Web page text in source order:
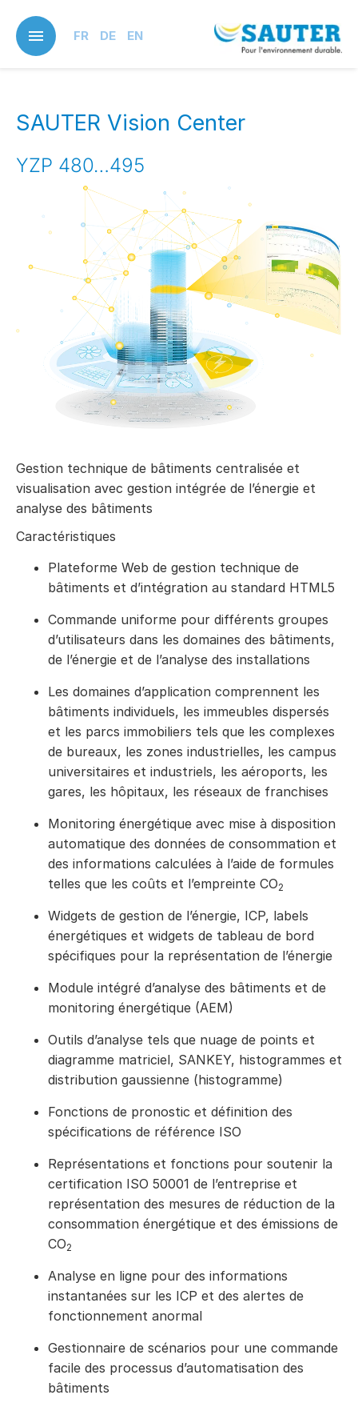
main
content
FR DE EN
SAUTER Vision Center
YZP 480…495
Gestion technique de bâtiments centralisée et
visualisation avec gestion intégrée de l’énergie et
analyse des bâtiments
Caractéristiques
Plateforme Web de gestion technique de
bâtiments et d’intégration au standard HTML5
Commande uniforme pour différents groupes
d’utilisateurs dans les domaines des bâtiments,
de l’énergie et de l’analyse des installations
Les domaines d’application comprennent les
bâtiments individuels, les immeubles dispersés
et les parcs immobiliers tels que les complexes
de bureaux, les zones industrielles, les campus
universitaires et industriels, les aéroports, les
gares, les hôpitaux, les réseaux de franchises
Monitoring énergétique avec mise à disposition
automatique des données de consommation et
des informations calculées à l’aide de formules
telles que les coûts et l’empreinte CO2
Widgets de gestion de l’énergie, ICP, labels
énergétiques et widgets de tableau de bord
spécifiques pour la représentation de l’énergie
Module intégré d’analyse des bâtiments et de
monitoring énergétique (AEM)
Outils d’analyse tels que nuage de points et
diagramme matriciel, SANKEY, histogrammes et
distribution gaussienne (histogramme)
Fonctions de pronostic et définition des
spécifications de référence ISO
Représentations et fonctions pour soutenir la
certification ISO 50001 de l’entreprise et
représentation des mesures de réduction de la
consommation énergétique et des émissions de
CO2
Analyse en ligne pour des informations
instantanées sur les ICP et des alertes de
fonctionnement anormal
Gestionnaire de scénarios pour une commande
facile des processus d’automatisation des
bâtiments